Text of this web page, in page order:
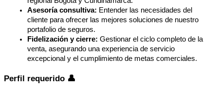
Asesoría consultiva: Entender las necesidades del
cliente para ofrecer las mejores soluciones de nuestro
portafolio de seguros.
Fidelización y cierre: Gestionar el ciclo completo de la
venta, asegurando una experiencia de servicio
excepcional y el cumplimiento de metas comerciales.
Perfil requerido 👤